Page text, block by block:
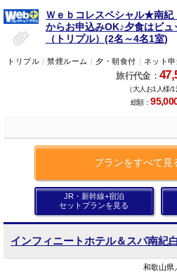
Ｗｅｂコレスペシャル★南
からお申込みOK♪夕食はビ
（トリプル）(2名～4名1室)
トリプル 禁煙ルーム 夕・朝食付 ネット
旅行代金：
（大人お1人様/1
総額：
プランをすべて見
JR・新幹線+宿泊
セットプランを見る
インフィニートホテル＆スパ南紀
和歌山県